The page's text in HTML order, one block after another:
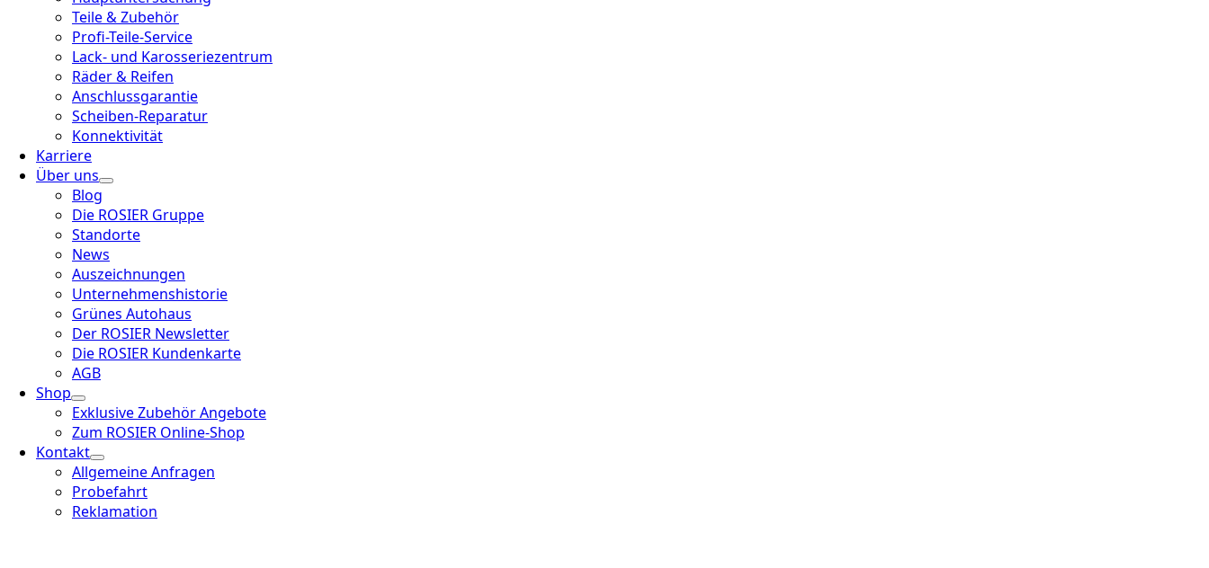
Teile & Zubehör
Profi-Teile-Service
Lack- und Karosseriezentrum
Räder & Reifen
Anschlussgarantie
Scheiben-Reparatur
Konnektivität
Karriere
Über uns
Blog
Die ROSIER Gruppe
Standorte
News
Auszeichnungen
Unternehmenshistorie
Grünes Autohaus
Der ROSIER Newsletter
Die ROSIER Kundenkarte
AGB
Shop
Exklusive Zubehör Angebote
Zum ROSIER Online-Shop
Kontakt
Allgemeine Anfragen
Probefahrt
Reklamation